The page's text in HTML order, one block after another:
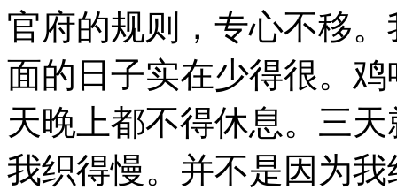
官府的规则，专心不移
面的日子实在少得很。
天晚上都不得休息。三
我织得慢。并不是因为